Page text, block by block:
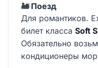
🚂 Поезд
Для романтиков.
билет класса Soft
Обязательно
кондиционеры